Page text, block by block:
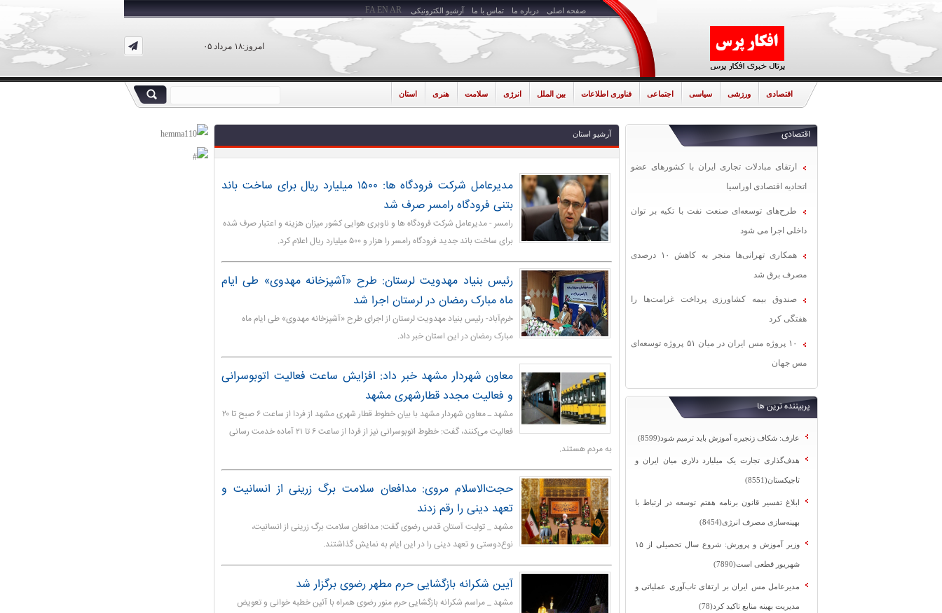
صفحه اصلی درباره ما تماس با ما آرشیو الکترونیکی
امروز:۱۸ مرداد ۰۵
FA EN AR
اقتصادی ورزشی سیاسی اجتماعی فناوری اطلاعات بین الملل انرژی سلامت هنری استان
اقتصادی
ارتقای مبادلات تجاری ایران با کشورهای عضو
اتحادیه اقتصادی اوراسیا
طرح‌های توسعه‌ای صنعت نفت با تکیه بر توان
داخلی اجرا می شود
همکاری تهرانی‌ها منجر به کاهش ۱۰ درصدی
مصرف برق شد
صندوق بیمه کشاورزی پرداخت غرامت‌ها را
هفتگی کرد
۱۰ پروژه مس ایران در میان ۵۱ پروژه توسعه‌ای
مس جهان
پربیننده ترین ها
عارف: شکاف زنجیره آموزش باید ترمیم شود(8599)
هدف‌گذاری تجارت یک میلیارد دلاری میان ایران و
تاجیکستان(8551)
ابلاغ تفسیر قانون برنامه هفتم توسعه در ارتباط با
بهینه‌سازی مصرف انرژی(8454)
وزیر آموزش و پرورش: شروع سال تحصیلی از ۱۵
شهریور قطعی است(7890)
مدیرعامل مس ایران بر ارتقای تاب‌آوری عملیاتی و
مدیریت بهینه منابع تاکید کرد(78)
آرشیو استان
مدیرعامل شرکت فرودگاه ها: ۱۵۰۰ میلیارد ریال برای ساخت باند
بتنی فرودگاه رامسر صرف شد
رامسر - مدیرعامل شرکت فرودگاه ها و ناوبری هوایی کشور میزان هزینه و اعتبار صرف شده
برای ساخت باند جدید فرودگاه رامسر را هزار و ۵۰۰ میلیارد ریال اعلام کرد.
رئیس بنیاد مهدویت لرستان: طرح «آشپزخانه مهدوی» طی ایام
ماه مبارک رمضان در لرستان اجرا شد
خرم‌آباد- رئیس بنیاد مهدویت لرستان از اجرای طرح «آشپزخانه مهدوی» طی ایام ماه
مبارک رمضان در این استان خبر داد.
معاون شهردار مشهد خبر داد: افزایش ساعت فعالیت اتوبوسرانی
و فعالیت مجدد قطارشهری مشهد
مشهد ـ معاون شهردار مشهد با بیان خطوط قطار شهری مشهد از فردا از ساعت ۶ صبح تا ۲۰
فعالیت می‌کنند، گفت: خطوط اتوبوسرانی نیز از فردا از ساعت ۶ تا ۲۱ آماده خدمت رسانی
به مردم هستند.
حجت‌الاسلام مروی: مدافعان سلامت برگ زرینی از انسانیت و
تعهد دینی را رقم زدند
مشهد _ تولیت آستان قدس رضوی گفت: مدافعان سلامت برگ زرینی از انسانیت،
نوع‌دوستی و تعهد دینی را در این ایام به نمایش گذاشتند.
آیین شکرانه بازگشایی حرم مطهر رضوی برگزار شد
مشهد _ مراسم شکرانه بازگشایی حرم منور رضوی همراه با آئین خطبه خوانی و تعویض